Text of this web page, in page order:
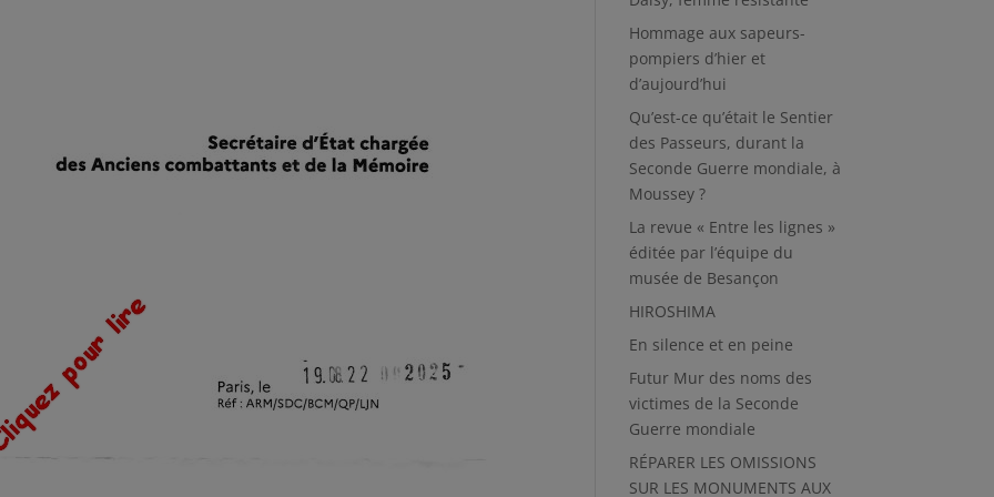
Hommage aux sapeurs-
pompiers d’hier et
d’aujourd’hui
Qu’est-ce qu’était le Sentier
des Passeurs, durant la
Seconde Guerre mondiale, à
Moussey ?
La revue « Entre les lignes »
éditée par l’équipe du
musée de Besançon
HIROSHIMA
En silence et en peine
Futur Mur des noms des
victimes de la Seconde
Guerre mondiale
RÉPARER LES OMISSIONS
SUR LES MONUMENTS AUX